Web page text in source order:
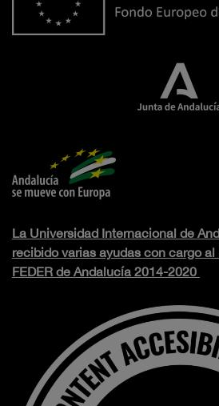
La Universidad Internacional de
recibido varias ayudas con cargo
FEDER de Andalucía 2014-2020